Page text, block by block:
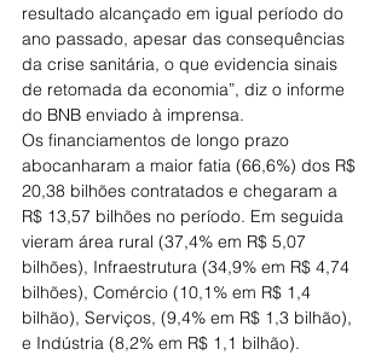
resultado alcançado em igual período do
ano passado, apesar das consequências
da crise sanitária, o que evidencia sinais
de retomada da economia”, diz o informe
do BNB enviado à imprensa.
Os financiamentos de longo prazo
abocanharam a maior fatia (66,6%) dos R$
20,38 bilhões contratados e chegaram a
R$ 13,57 bilhões no período. Em seguida
vieram área rural (37,4% em R$ 5,07
bilhões), Infraestrutura (34,9% em R$ 4,74
bilhões), Comércio (10,1% em R$ 1,4
bilhão), Serviços, (9,4% em R$ 1,3 bilhão),
e Indústria (8,2% em R$ 1,1 bilhão).